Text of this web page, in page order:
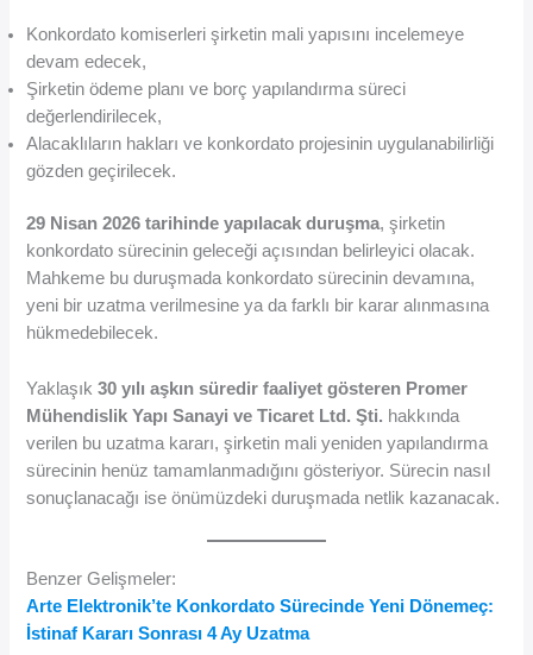
Konkordato komiserleri şirketin mali yapısını incelemeye
devam edecek,
Şirketin ödeme planı ve borç yapılandırma süreci
değerlendirilecek,
Alacaklıların hakları ve konkordato projesinin uygulanabilirliği
gözden geçirilecek.
29 Nisan 2026 tarihinde yapılacak duruşma, şirketin
konkordato sürecinin geleceği açısından belirleyici olacak.
Mahkeme bu duruşmada konkordato sürecinin devamına,
yeni bir uzatma verilmesine ya da farklı bir karar alınmasına
hükmedebilecek.
Yaklaşık30 yılı aşkın süredir faaliyet gösteren Promer
Mühendislik Yapı Sanayi ve Ticaret Ltd. Şti. hakkında
verilen bu uzatma kararı, şirketin mali yeniden yapılandırma
sürecinin henüz tamamlanmadığını gösteriyor. Sürecin nasıl
sonuçlanacağı ise önümüzdeki duruşmada netlik kazanacak.
Benzer Gelişmeler:
Arte Elektronik’te Konkordato Sürecinde Yeni Dönemeç:
İstinaf Kararı Sonrası 4 Ay Uzatma